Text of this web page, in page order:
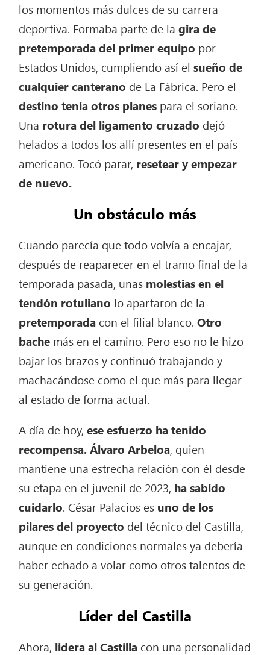
los momentos más dulces de su carrera
deportiva. Formaba parte de lagira de
pretemporada del primer equipo por
Estados Unidos, cumpliendo así elsueño de
cualquier canterano de La Fábrica. Pero el
destino tenía otros planes para el soriano.
Una rotura del ligamento cruzado dejó
helados a todos los allí presentes en el país
americano. Tocó parar, resetear y empezar
de nuevo.
Un obstáculo más
Cuando parecía que todo volvía a encajar,
después de reaparecer en el tramo final de la
temporada pasada, unas molestias en el
tendón rotuliano lo apartaron de la
pretemporada con el filial blanco.Otro
bache más en el camino. Pero eso no le hizo
bajar los brazos y continuó trabajando y
machacándose como el que más para llegar
al estado de forma actual.
A día de hoy,ese esfuerzo ha tenido
recompensa. Álvaro Arbeloa, quien
mantiene una estrecha relación con él desde
su etapa en el juvenil de 2023, ha sabido
cuidarlo. César Palacios es uno de los
pilares del proyecto del técnico del Castilla,
aunque en condiciones normales ya debería
haber echado a volar como otros talentos de
su generación.
Líder del Castilla
Ahora, lidera al Castilla con una personalidad